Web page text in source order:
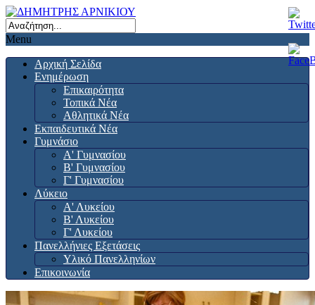
Menu
Αρχική Σελίδα
Ενημέρωση
Επικαιρότητα
Τοπικά Νέα
Αθλητικά Νέα
Εκπαιδευτικά Νέα
Γυμνάσιο
Α' Γυμνασίου
Β' Γυμνασίου
Γ' Γυμνασίου
Λύκειο
Α' Λυκείου
Β' Λυκείου
Γ' Λυκείου
Πανελλήνιες Εξετάσεις
Υλικό Πανελληνίων
Επικοινωνία